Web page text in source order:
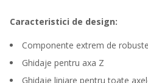
Caracteristici de design:
Componente extrem de
Ghidaje pentru axa Z
Ghidaje liniare pentru toate